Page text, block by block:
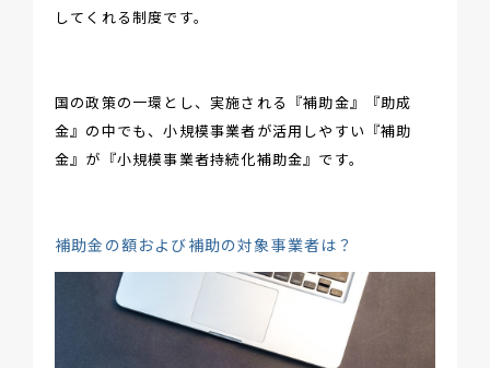
してくれる制度です。
国の政策の一環とし、実施される『補助金』『助成
金』の中でも、小規模事業者が活用しやすい『補助
金』が『小規模事業者持続化補助金』です。
補助金の額および補助の対象事業者は？